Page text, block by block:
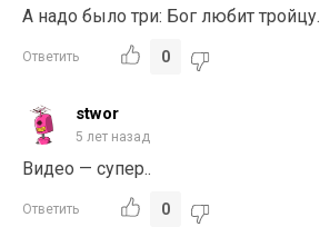
А надо было три: Бог любит тройцу.
Ответить 0
stwor
5 лет назад
Видео — супер..
Ответить 0